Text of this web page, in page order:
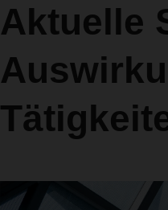
Aktuelle